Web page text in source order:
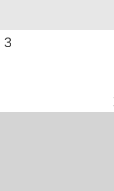
3